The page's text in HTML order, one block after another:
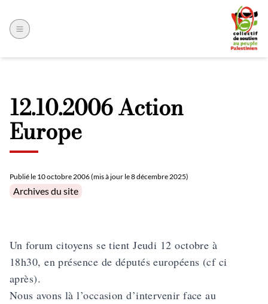
12.10.2006 Action
Europe
Publié le 10 octobre 2006 (mis à jour le 8 décembre 2025)
Posted in
Archives du site
Un forum citoyens se tient Jeudi 12 octobre à
18h30, en présence de députés européens (cf ci
après).
Nous avons là l’occasion d’intervenir face au